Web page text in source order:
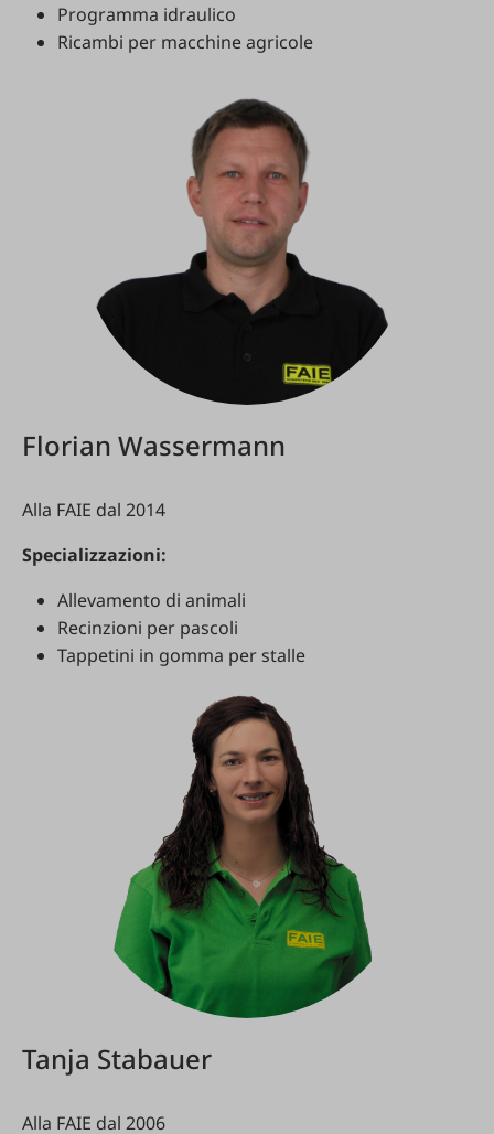
Programma idraulico
Ricambi per macchine agricole
Florian Wassermann
Alla FAIE dal 2014
Specializzazioni:
Allevamento di animali
Recinzioni per pascoli
Tappetini in gomma per stalle
Tanja Stabauer
Alla FAIE dal 2006